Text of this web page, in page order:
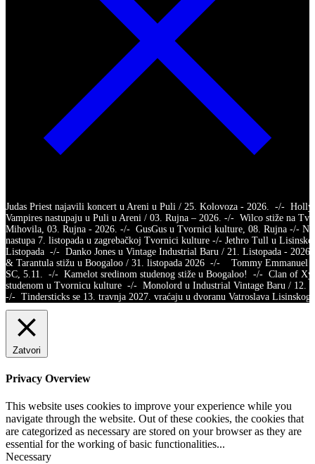
Judas Priest najavili koncert u Areni u Puli / 25. Kolovoza - 2026. -/-
Vampires nastupaju u Puli u Areni / 03. Rujna – 2026. -/- Wilco stiže na
Mihovila, 03. Rujna - 2026. -/- GusGus u Tvornici kulture, 08. Rujna -/-
nastupa 7. listopada u zagrebačkoj Tvornici kulture -/- Jethro Tull u
Listopada -/- Danko Jones u Vintage Industrial Baru / 21. Listopada -
& Tarantula stižu u Boogaloo / 31. listopada 2026 -/- Tommy Emmanuel
SC, 5.11. -/- Kamelot sredinom studenog stiže u Boogaloo! -/- Clan of
studenom u Tvornicu kulture -/- Monolord u Industrial Vintage Baru / 12.
-/- Tindersticks se 13. travnja 2027. vraćaju u dvoranu Vatroslava
Zatvori
Privacy Overview
This website uses cookies to improve your experience while you
navigate through the website. Out of these cookies, the cookies that
are categorized as necessary are stored on your browser as they are
essential for the working of basic functionalities...
Necessary